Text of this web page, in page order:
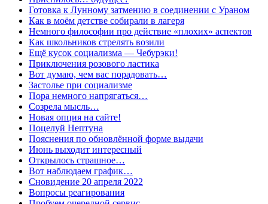
Готовка к Лунному затмению в соединении с Ураном
Как в моём детстве собирали в лагеря
Немного философии про действие «плохих» аспектов
Как школьников стрелять возили
Ещё кусок социализма — Чебурэки!
Приключения розового ластика
Вот думаю, чем вас порадовать…
Застолье при социализме
Пора немного напрягаться…
Созрела мысль…
Новая опция на сайте!
Поцелуй Нептуна
Пояснения по обновлённой форме выдачи
Июнь выходит интересный
Открылось страшное…
Вот наблюдаем график…
Сновидение 20 апреля 2022
Вопросы реагирования